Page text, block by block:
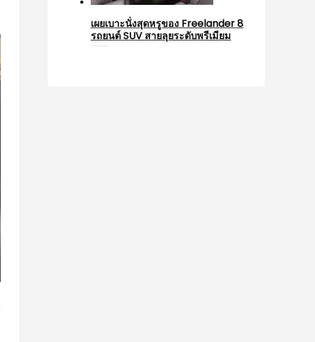
เผยเบาะนั่งสุดหรูของ Freelander 8
รถยนต์ SUV สายลุยระดับพรีเมียม